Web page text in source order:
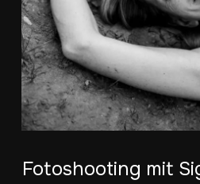
Fotoshooting mit